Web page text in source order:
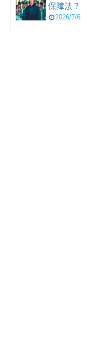
保障法？
2026/7/6